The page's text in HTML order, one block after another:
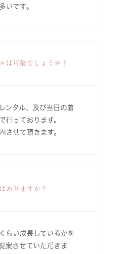
いです。
は可能でしょうか？
ンタル、及び当日の着
行っております。
させて頂きます。
ありますか？
らい成長しているかを
案させていただきま